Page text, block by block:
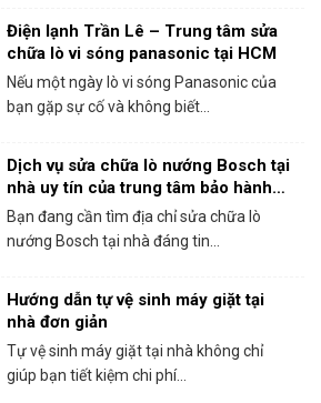
Điện lạnh Trần Lê – Trung tâm sửa
chữa lò vi sóng panasonic tại HCM
Nếu một ngày lò vi sóng Panasonic của
bạn gặp sự cố và không biết...
Dịch vụ sửa chữa lò nướng Bosch tại
nhà uy tín của trung tâm bảo hành
Bosch tại HCM
Bạn đang cần tìm địa chỉ sửa chữa lò
nướng Bosch tại nhà đáng tin...
Hướng dẫn tự vệ sinh máy giặt tại
nhà đơn giản
Tự vệ sinh máy giặt tại nhà không chỉ
giúp bạn tiết kiệm chi phí...